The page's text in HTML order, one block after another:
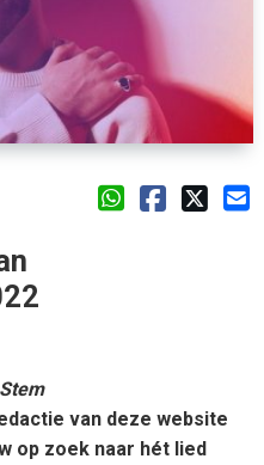
van deze website
op zoek naar hét lied